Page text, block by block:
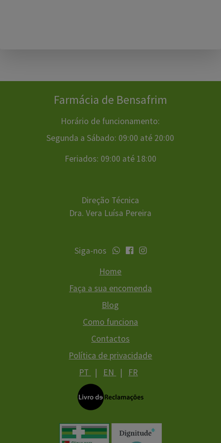
Farmácia de Bensafrim
Horário de funcionamento:
Segunda a Sábado: 09:00 até 20:00
Feriados: 09:00 até 18:00
Direção Técnica
Dra. Vera Luísa Pereira
Siga-nos
Home
Faça a sua encomenda
Blog
Como funciona
Contactos
Política de privacidade
PT
| EN | FR